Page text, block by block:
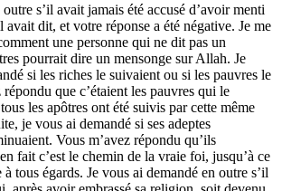
s’il avait jamais été accusé d’avoir menti
avait dit, et votre réponse a été négative. Je me
une personne qui ne dit pas un
pourrait dire un mensonge sur Allah. Je
si les riches le suivaient ou si les pauvres le
que c’étaient les pauvres qui le
les apôtres ont été suivis par cette même
je vous ai demandé si ses adeptes
Vous m’avez répondu qu’ils
fait c’est le chemin de la vraie foi, jusqu’à ce
tous égards. Je vous ai demandé en outre s’il